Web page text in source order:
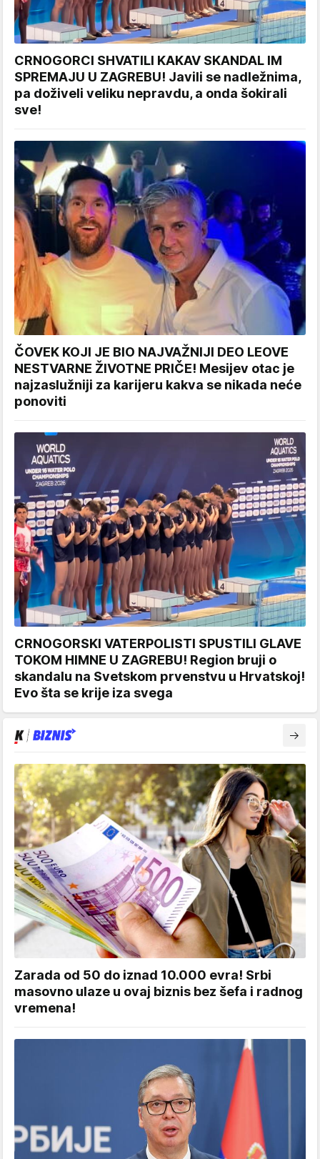
CRNOGORCI SHVATILI KAKAV SKANDAL IM
SPREMAJU U ZAGREBU! Javili se nadležnima,
pa doživeli veliku nepravdu, a onda šokirali
sve!
ČOVEK KOJI JE BIO NAJVAŽNIJI DEO LEOVE
NESTVARNE ŽIVOTNE PRIČE! Mesijev otac je
najzaslužniji za karijeru kakva se nikada neće
ponoviti
CRNOGORSKI VATERPOLISTI SPUSTILI GLAVE
TOKOM HIMNE U ZAGREBU! Region bruji o
skandalu na Svetskom prvenstvu u Hrvatskoj!
Evo šta se krije iza svega
Zarada od 50 do iznad 10.000 evra! Srbi
masovno ulaze u ovaj biznis bez šefa i radnog
vremena!